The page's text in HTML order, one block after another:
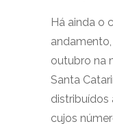
Há ainda o
outubro na
Santa
distribuídos
cujos